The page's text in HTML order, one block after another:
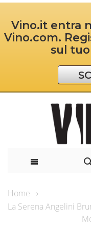
Vino.it entra
Vino.com.
sul
Home
La Serena Angelini